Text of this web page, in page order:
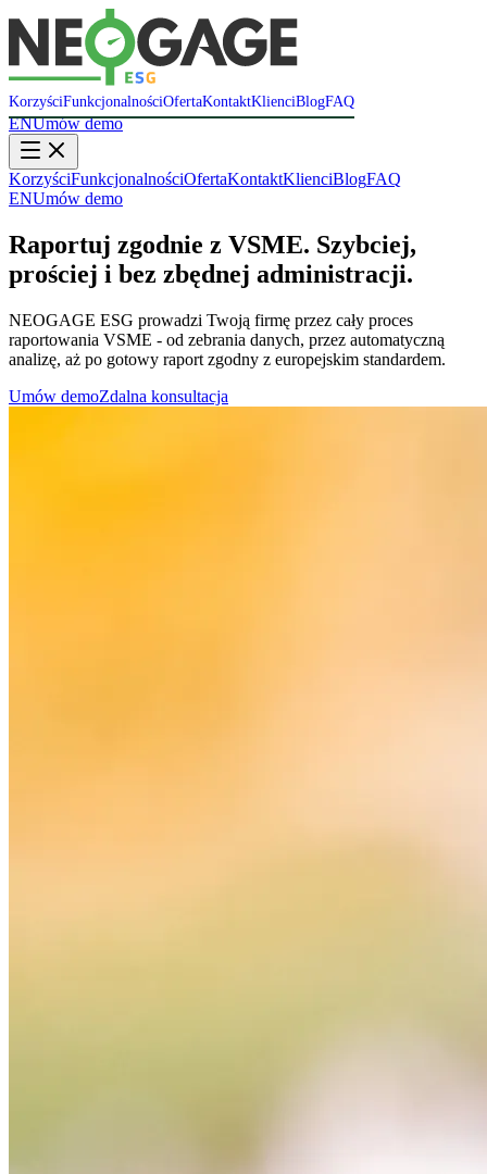
KorzyściFunkcjonalnościOfertaKontaktKlienciBlogFAQ
ENUmów demo
KorzyściFunkcjonalnościOfertaKontaktKlienciBlogFAQ
ENUmów demo
Raportuj zgodnie z VSME. Szybciej,
prościej i bez zbędnej administracji.
NEOGAGE ESG prowadzi Twoją firmę przez cały proces
raportowania VSME - od zebrania danych, przez automatyczną
analizę, aż po gotowy raport zgodny z europejskim standardem.
Umów demoZdalna konsultacja